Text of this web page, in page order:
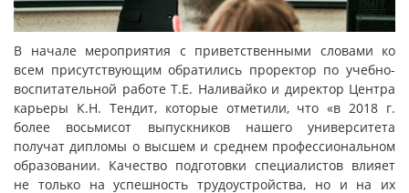
В начале мероприятия с приветственными словами ко
всем присутствующим обратились проректор по учебно-
воспитательной работе Т.Е. Наливайко и директор Центра
карьеры К.Н. Тендит, которые отметили, что «в 2018 г.
более восьмисот выпускников нашего университета
получат дипломы о высшем и среднем профессиональном
образовании. Качество подготовки специалистов влияет
не только на успешность трудоустройства, но и на их